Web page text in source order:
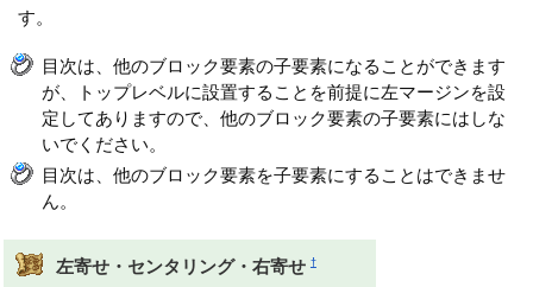
す。
目次は、他のブロック要素の子要素になることができます
が、トップレベルに設置することを前提に左マージンを設
定してありますので、他のブロック要素の子要素にはしな
いでください。
目次は、他のブロック要素を子要素にすることはできませ
ん。
左寄せ・センタリング・右寄せ †